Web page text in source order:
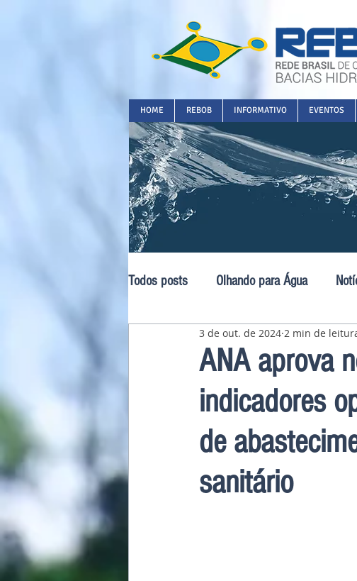
HOME REBOB INFORMATIVO EVENTOS
Todos posts Olhando para Água
Pavilhão Latino-Americano
ANA aprova
indicadores
de
sanitário
3 de out. de 2024 2 min de